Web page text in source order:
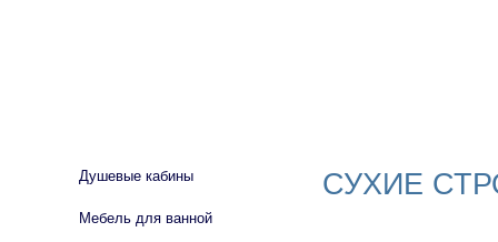
СУХИЕ
Душевые кабины
Мебель для ванной